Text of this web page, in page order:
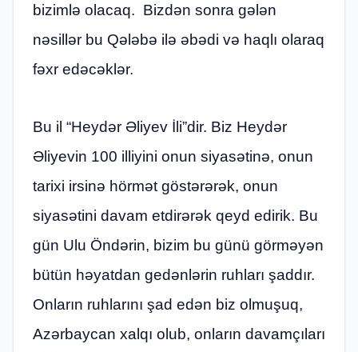
bizimlə olacaq. Bizdən sonra gələn
nəsillər bu Qələbə ilə əbədi və haqlı olaraq
fəxr edəcəklər.
Bu il “Heydər Əliyev İli”dir. Biz Heydər
Əliyevin 100 illiyini onun siyasətinə, onun
tarixi irsinə hörmət göstərərək, onun
siyasətini davam etdirərək qeyd edirik. Bu
gün Ulu Öndərin, bizim bu günü görməyən
bütün həyatdan gedənlərin ruhları şaddır.
Onların ruhlarını şad edən biz olmuşuq,
Azərbaycan xalqı olub, onların davamçıları